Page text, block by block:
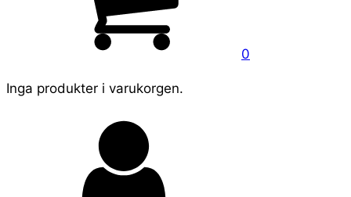
0
Inga produkter i varukorgen.